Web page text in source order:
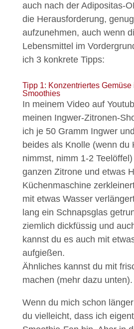
auch nach der Adipositas-
die Herausforderung,
aufzunehmen, auch wenn
Lebensmittel im
ich 3 konkrete Tipps:
Tipp 1: Konzentriertes Gemüse
Smoothies
In meinem Video auf
meinen Ingwer-Zitronen-
ich je 50 Gramm Ingwer
beides als Knolle (wenn du
nimmst, nimm 1-2
ganzen Zitrone und etwas
Küchenmaschine
mit etwas Wasser
lang ein Schnapsglas
ziemlich dickfüssig und
kannst du es auch mit
aufgießen.
Ähnliches kannst du mit
machen (mehr dazu unten).
Wenn du mich schon
du vielleicht, dass ich